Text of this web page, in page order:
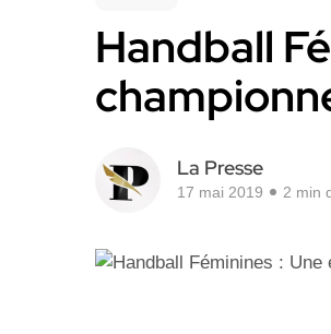
Handball
La Presse
17 mai 2019 2 min